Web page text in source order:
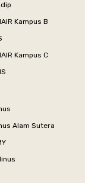
Kampus B
Kampus C
Alam Sutera